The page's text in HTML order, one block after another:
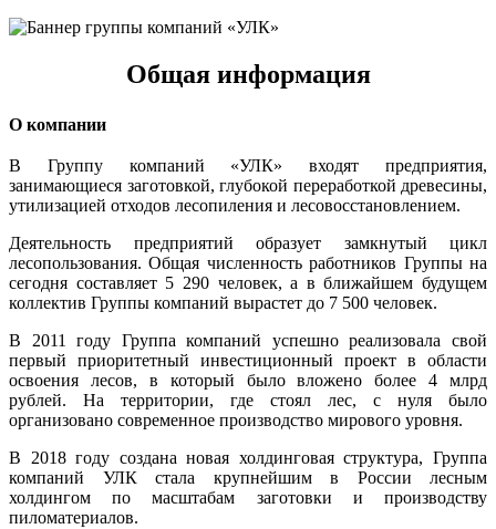
Общая информация
О компании
В Группу компаний «УЛК» входят предприятия,
занимающиеся заготовкой, глубокой переработкой древесины,
утилизацией отходов лесопиления и лесовосстановлением.
Деятельность предприятий образует замкнутый цикл
лесопользования. Общая численность работников Группы на
сегодня составляет 5 290 человек, а в ближайшем будущем
коллектив Группы компаний вырастет до 7 500 человек.
В 2011 году Группа компаний успешно реализовала свой
первый приоритетный инвестиционный проект в области
освоения лесов, в который было вложено более 4 млрд
рублей. На территории, где стоял лес, с нуля было
организовано современное производство мирового уровня.
В 2018 году создана новая холдинговая структура, Группа
компаний УЛК стала крупнейшим в России лесным
холдингом по масштабам заготовки и производству
пиломатериалов.